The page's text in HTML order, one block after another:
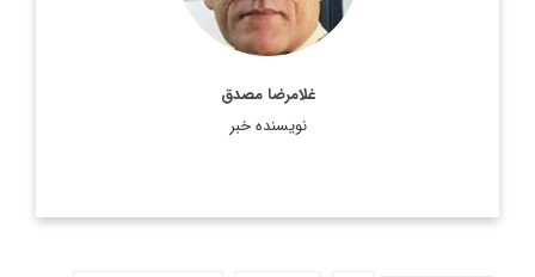
غلامرضا مصدق
نویسنده خبر